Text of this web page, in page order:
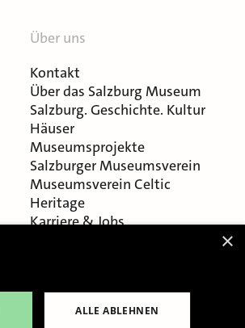
Über uns
Kontakt
Über das Salzburg Museum
Salzburg. Geschichte. Kultur
Häuser
Museumsprojekte
Salzburger Museumsverein
Museumsverein Celtic
Heritage
Karriere & Jobs
×
ALLE ABLEHNEN